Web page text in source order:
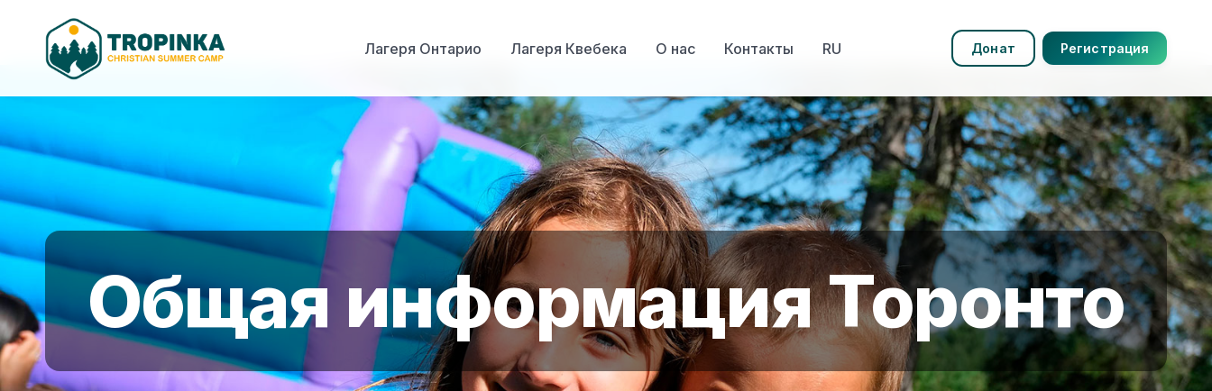
Лагеря Онтарио Лагеря Квебека О нас Контакты RU Донат Регистрация
Общая информация Торонто